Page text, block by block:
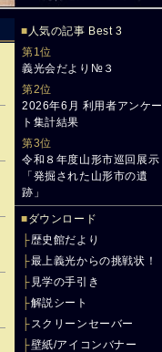
■ 人気の記事 Best 3
第1位
義光会だより№３
第2位
2026年6月 利用者アンケー
ト集計結果
第3位
令和８年度山形市巡回展示
「発掘された山形市の遺
跡」
■ダウンロード
├歴史館だより
├最上義光からの挑戦状！
├ 見学の手引き
├解説シート
├スクリーンセーバー
├壁紙/アイコンバナー